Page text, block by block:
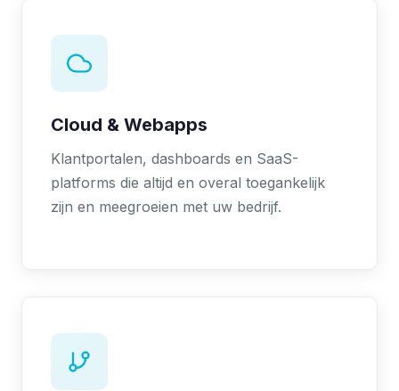
Cloud & Webapps
Klantportalen, dashboards en SaaS-
platforms die altijd en overal toegankelijk
zijn en meegroeien met uw bedrijf.